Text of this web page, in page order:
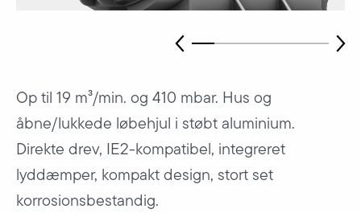
Op til 19 m³/min. og 410 mbar. Hus og
åbne/lukkede løbehjul i støbt aluminium.
Direkte drev, IE2-kompatibel, integreret
lyddæmper, kompakt design, stort set
korrosionsbestandig.